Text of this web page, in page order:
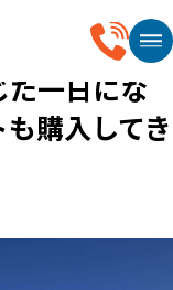
の展示会に
一日にな
購入してき